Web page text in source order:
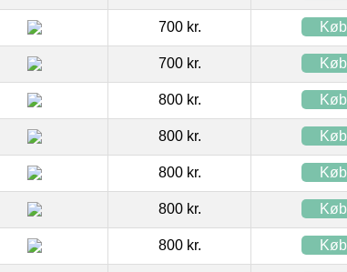
700 kr. Køb
700 kr. Køb
800 kr. Køb
800 kr. Køb
800 kr. Køb
800 kr. Køb
800 kr. Køb